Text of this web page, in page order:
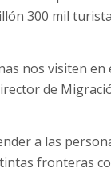
300 mil
nos visiten
de
a las
fronteras